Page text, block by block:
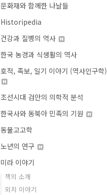
문화재와 함께한 나날들
Historipedia
건강과 질병의 역사
한국 농경과 식생활의 역사
호적, 족보, 일기 이야기 (역사인구학)
조선시대 검안의 의학적 분석
한국사와 동북아 민족의 기원
동물고고학
노년의 연구
미라 이야기
책의 소개
외치 이야기